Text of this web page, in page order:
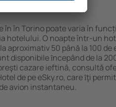
în în Torino poate varia în
hotelului. O noapte într-un
aproximativ 50 până la 100
disponibile ȋncepând de la
cazare ieftină, consultă
de pe eSky.ro, care ȋţi
avion instantaneu.